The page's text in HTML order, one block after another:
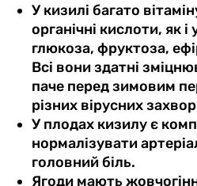
У кизилі багато
органічні кислоти, як
глюкоза, фруктоза,
Всі вони здатні
паче перед зимовим
різних вірусних
У плодах кизилу є
нормалізувати
головний біль.
Ягоди мають